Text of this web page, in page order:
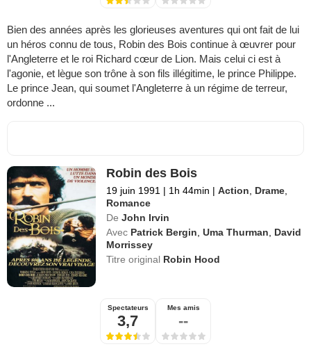
Bien des années après les glorieuses aventures qui ont fait de lui
un héros connu de tous, Robin des Bois continue à œuvrer pour
l'Angleterre et le roi Richard cœur de Lion. Mais celui ci est à
l'agonie, et lègue son trône à son fils illégitime, le prince Philippe.
Le prince Jean, qui soumet l'Angleterre à un régime de terreur,
ordonne ...
Robin des Bois
19 juin 1991 | 1h 44min | Action Drame
Romance
De John Irvin
Avec Patrick Bergin ,Uma Thurman
David
Morrissey
Titre original Robin Hood
Spectateurs
3,7
Mes amis
--